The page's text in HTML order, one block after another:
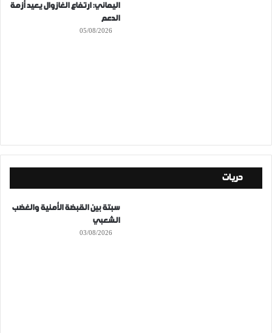
اليماني: ارتفاع الغازوال يعيد أزمة
الدعم
05/08/2026
حريات
سبتة بين القبضة الأمنية والغضب
الشعبي
03/08/2026